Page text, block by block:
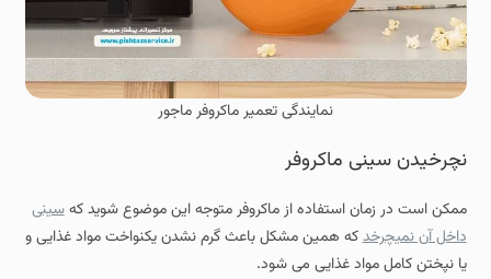
نمایندگی تعمیر ماکروفر ماجور
نچرخیدن سینی ماکروفر
ممکن است در زمان استفاده از ماکروفر متوجه این موضوع شوید کهسینی
داخل آن نمیچرخدکه همین مشکل باعث گرم نشدن یکنواخت مواد غذایی و
یا نپختن کامل مواد غذایی می شود.